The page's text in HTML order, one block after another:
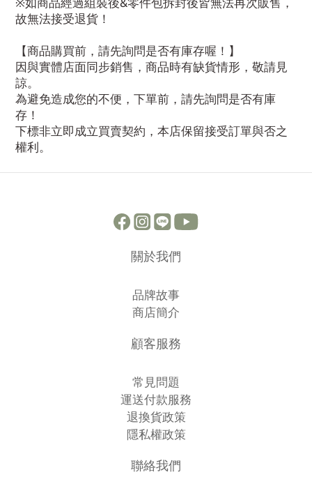
故無法接受退貨！
【商品購買前，請先詢問是否有庫存喔！】
因與實體店面同步銷售，商品時有缺貨情形，敬請見
諒。
為避免造成您的不便，下單前，請先詢問是否有庫
存！
下標非立即成立買賣契約，本店保留接受訂單與否之
權利。
關於我們
品牌故事
商店簡介
顧客服務
常見問題
運送付款服務
退換貨政策
隱私權政策
聯絡我們